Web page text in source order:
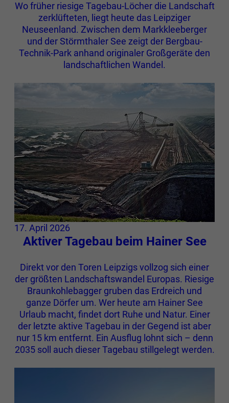
Wo früher riesige Tagebau-Löcher die Landschaft
zerklüfteten, liegt heute das Leipziger
Neuseenland. Zwischen dem Markkleeberger
und der Störmthaler See zeigt der Bergbau-
Technik-Park anhand originaler Großgeräte den
landschaftlichen Wandel.
17. April 2026
Aktiver Tagebau beim Hainer See
Direkt vor den Toren Leipzigs vollzog sich einer
der größten Landschaftswandel Europas. Riesige
Braunkohlebagger gruben das Erdreich und
ganze Dörfer um. Wer heute am Hainer See
Urlaub macht, findet dort Ruhe und Natur. Einer
der letzte aktive Tagebau in der Gegend ist aber
nur 15 km entfernt. Ein Ausflug lohnt sich – denn
2035 soll auch dieser Tagebau stillgelegt werden.